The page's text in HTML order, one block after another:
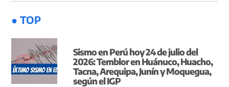
● TOP
Sismo en Perú hoy 24 de julio del
2026: Temblor en Huánuco, Huacho,
Tacna, Arequipa, Junín y Moquegua,
según el IGP